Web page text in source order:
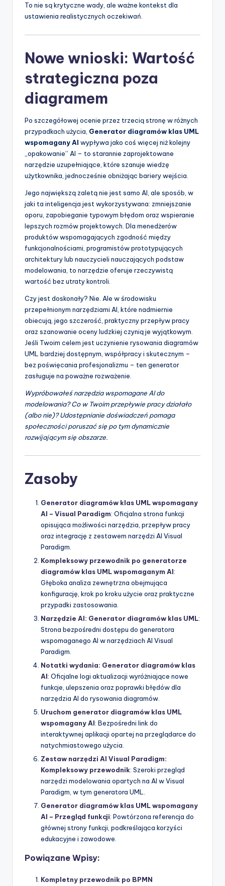
To nie są krytyczne wady, ale ważne kontekst dla
ustawienia realistycznych oczekiwań.
Nowe wnioski: Wartość
strategiczna poza
diagramem
Po szczegółowej ocenie przez trzecią stronę w różnych
przypadkach użycia, Generator diagramów klas UML
wspomagany AI wypływa jako coś więcej niż kolejny
„opakowanie” AI – to starannie zaprojektowane
narzędzie uzupełniające, które szanuje wiedzę
użytkownika, jednocześnie obniżając bariery wejścia.
Jego największą zaletą nie jest samo AI, ale sposób, w
jaki ta inteligencja jest wykorzystywana: zmniejszanie
oporu, zapobieganie typowym błędom oraz wspieranie
lepszych rozmów projektowych. Dla menedżerów
produktów wspomagających zgodność między
funkcjonalnościami, programistów prototypujących
architektury lub nauczycieli nauczających podstaw
modelowania, to narzędzie oferuje rzeczywistą
wartość bez utraty kontroli.
Czy jest doskonały? Nie. Ale w środowisku
przepełnionym narzędziami AI, które nadmiernie
obiecują, jego szczerość, praktyczny przepływ pracy
oraz szanowanie oceny ludzkiej czynią je wyjątkowym.
Jeśli Twoim celem jest uczynienie rysowania diagramów
UML bardziej dostępnym, współpracy i skutecznym –
bez poświęcania profesjonalizmu – ten generator
zasługuje na poważne rozważenie.
Wypróbowałeś narzędzia wspomagane AI do
modelowania? Co w Twoim przepływie pracy działało
(albo nie)? Udostępnianie doświadczeń pomaga
społeczności poruszać się po tym dynamicznie
rozwijającym się obszarze.
Zasoby
Generator diagramów klas UML wspomagany
AI – Visual Paradigm: Oficjalna strona funkcji
opisująca możliwości narzędzia, przepływ pracy
oraz integrację z zestawem narzędzi AI Visual
Paradigm.
Kompleksowy przewodnik po generatorze
diagramów klas UML wspomaganym AI:
Głęboka analiza zewnętrzna obejmująca
konfigurację, krok po kroku użycie oraz praktyczne
przypadki zastosowania.
Narzędzie AI: Generator diagramów klas UML:
Strona bezpośredni dostępu do generatora
wspomaganego AI w narzędziach AI Visual
Paradigm.
Notatki wydania: Generator diagramów klas
AI: Oficjalne logi aktualizacji wyróżniające nowe
funkcje, ulepszenia oraz poprawki błędów dla
narzędzia AI do rysowania diagramów.
Uruchom generator diagramów klas UML
wspomagany AI: Bezpośredni link do
interaktywnej aplikacji opartej na przeglądarce do
natychmiastowego użycia.
Zestaw narzędzi AI Visual Paradigm:
Kompleksowy przewodnik: Szeroki przegląd
narzędzi modelowania opartych na AI w Visual
Paradigm, w tym generatora UML.
Generator diagramów klas UML wspomagany
AI – Przegląd funkcji: Powtórzona referencja do
głównej strony funkcji, podkreślająca korzyści
edukacyjne i zawodowe.
Powiązane Wpisy:
Kompletny przewodnik po BPMN